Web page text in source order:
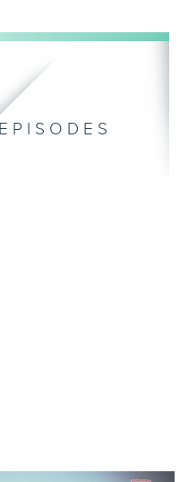
EPISODES